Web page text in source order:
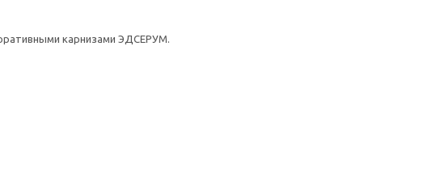
карнизами ЭДСЕРУМ.